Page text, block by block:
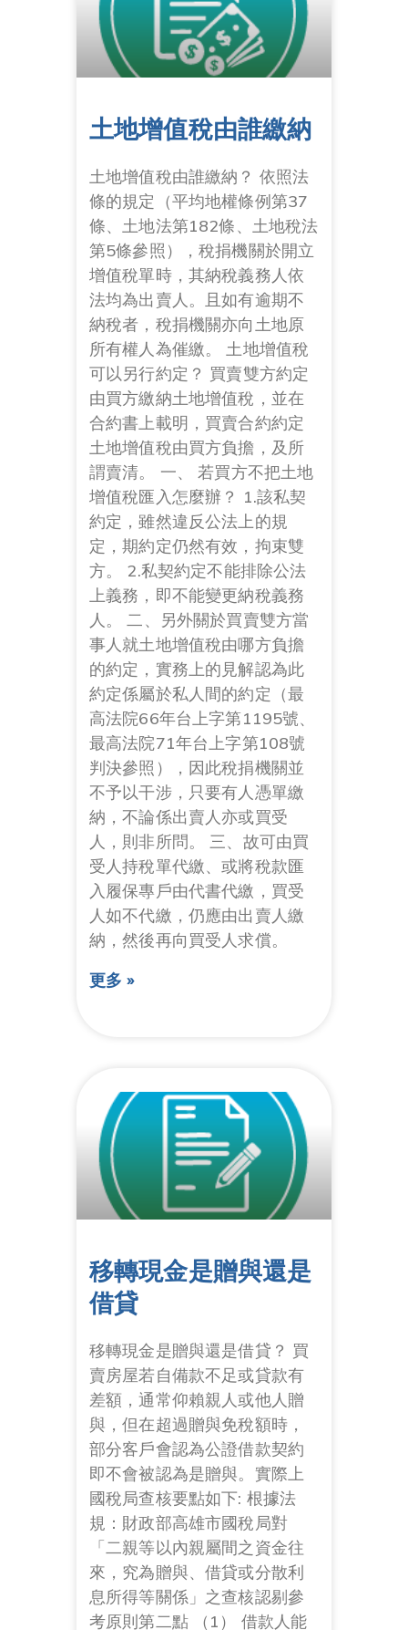
土地增值稅由誰繳納
土地增值稅由誰繳納？ 依照法
條的規定（平均地權條例第37
條、土地法第182條、土地稅法
第5條參照），稅捐機關於開立
增值稅單時，其納稅義務人依
法均為出賣人。且如有逾期不
納稅者，稅捐機關亦向土地原
所有權人為催繳。 土地增值稅
可以另行約定？ 買賣雙方約定
由買方繳納土地增值稅，並在
合約書上載明，買賣合約約定
土地增值稅由買方負擔，及所
謂賣清。 一、 若買方不把土地
增值稅匯入怎麼辦？ 1.該私契
約定，雖然違反公法上的規
定，期約定仍然有效，拘束雙
方。 2.私契約定不能排除公法
上義務，即不能變更納稅義務
人。 二、另外關於買賣雙方當
事人就土地增值稅由哪方負擔
的約定，實務上的見解認為此
約定係屬於私人間的約定（最
高法院66年台上字第1195號、
最高法院71年台上字第108號
判決參照），因此稅捐機關並
不予以干涉，只要有人憑單繳
納，不論係出賣人亦或買受
人，則非所問。 三、故可由買
受人持稅單代繳、或將稅款匯
入履保專戶由代書代繳，買受
人如不代繳，仍應由出賣人繳
納，然後再向買受人求償。
更多 »
移轉現金是贈與還是
借貸
移轉現金是贈與還是借貸？ 買
賣房屋若自備款不足或貸款有
差額，通常仰賴親人或他人贈
與，但在超過贈與免稅額時，
部分客戶會認為公證借款契約
即不會被認為是贈與。實際上
國稅局查核要點如下: 根據法
規：財政部高雄市國稅局對
「二親等以內親屬間之資金往
來，究為贈與、借貸或分散利
息所得等關係」之查核認剔參
考原則第二點 （1） 借款人能